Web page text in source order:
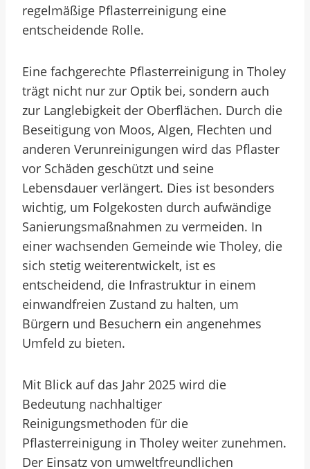
regelmäßige Pflasterreinigung eine
entscheidende Rolle.
Eine fachgerechte Pflasterreinigung in Tholey
trägt nicht nur zur Optik bei, sondern auch
zur Langlebigkeit der Oberflächen. Durch die
Beseitigung von Moos, Algen, Flechten und
anderen Verunreinigungen wird das Pflaster
vor Schäden geschützt und seine
Lebensdauer verlängert. Dies ist besonders
wichtig, um Folgekosten durch aufwändige
Sanierungsmaßnahmen zu vermeiden. In
einer wachsenden Gemeinde wie Tholey, die
sich stetig weiterentwickelt, ist es
entscheidend, die Infrastruktur in einem
einwandfreien Zustand zu halten, um
Bürgern und Besuchern ein angenehmes
Umfeld zu bieten.
Mit Blick auf das Jahr 2025 wird die
Bedeutung nachhaltiger
Reinigungsmethoden für die
Pflasterreinigung in Tholey weiter zunehmen.
Der Einsatz von umweltfreundlichen